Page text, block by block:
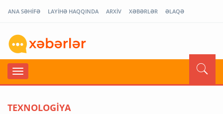
ANA SƏHİFƏ LAYİHƏ HAQQINDA ARXİV XƏBƏRLƏR ƏLAQƏ
TEXNOLOGİYA